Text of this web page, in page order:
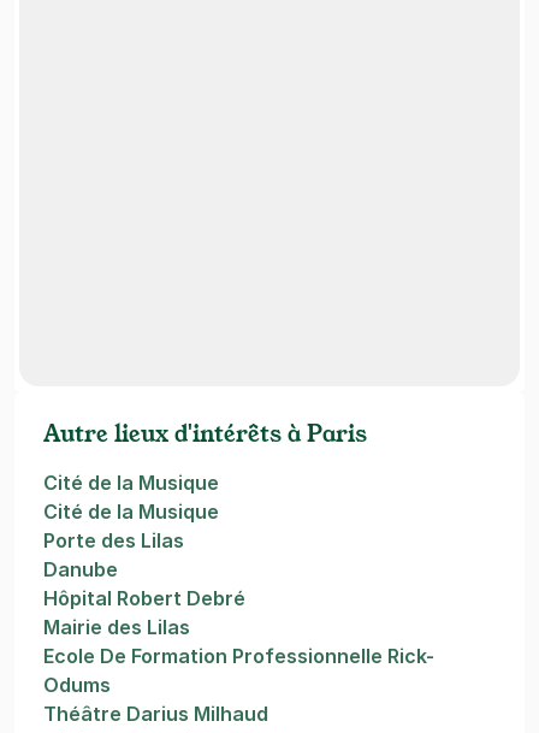
Autre lieux d'intérêts à Paris
Cité de la Musique
Cité de la Musique
Porte des Lilas
Danube
Hôpital Robert Debré
Mairie des Lilas
Ecole De Formation Professionnelle Rick-
Odums
Théâtre Darius Milhaud